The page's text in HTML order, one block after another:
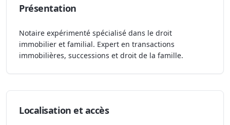
Présentation
Notaire expérimenté spécialisé dans le droit
immobilier et familial. Expert en transactions
immobilières, successions et droit de la famille.
Localisation et accès